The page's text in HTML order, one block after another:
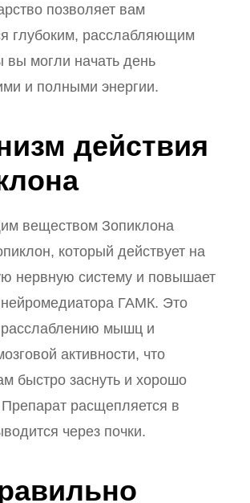
позволяет вам
глубоким, расслабляющим
вы могли начать день
и полными энергии.
действия
веществом Зопиклона
который действует на
нервную систему и повышает
нейромедиатора ГАМК. Это
расслаблению мышц и
активности, что
быстро заснуть и хорошо
расщепляется в
через почки.